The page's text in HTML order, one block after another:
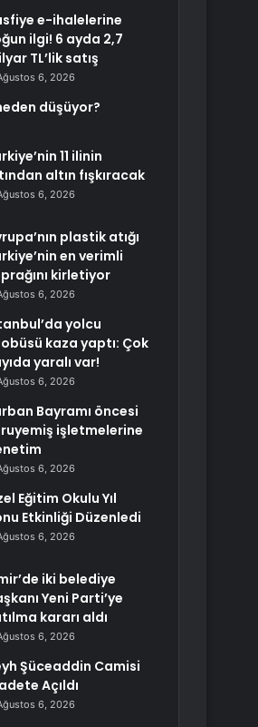
e-ihalelerine
ilgi! 6 ayda 2,7
TL’lik satış
6, 2026
düşüyor?
11 ilinin
altın fışkıracak
6, 2026
plastik atığı
en verimli
kirletiyor
6, 2026
yolcu
kaza yaptı: Çok
yaralı var!
6, 2026
Bayramı öncesi
işletmelerine
6, 2026
Eğitim Okulu Yıl
Etkinliği Düzenledi
6, 2026
iki belediye
Yeni Parti’ye
kararı aldı
6, 2026
Şüceaddin Camisi
Açıldı
6, 2026